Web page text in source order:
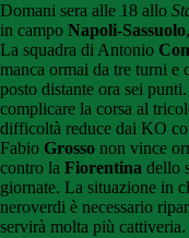
Domani sera alle 18 allo
in campo Napoli-Sassuolo
La squadra di Antonio
manca ormai da tre turni e
posto distante ora sei
complicare la corsa al
difficoltà reduce dai KO
Fabio Grosso non vince
contro la Fiorentina dello
giornate. La situazione in
neroverdi è necessario
servirà molta più cattiveria.